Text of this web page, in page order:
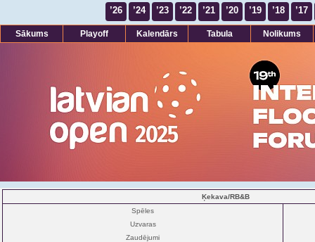
’17
’18
’19
’20
’21
’22
’23
’24
’26
Sākums Playoff Kalendārs Tabula Nolikums
Ķekava/RB&B
Spēles
Uzvaras
Zaudējumi